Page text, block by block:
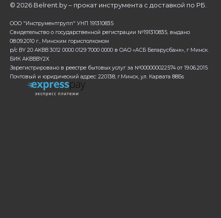
© 2026 Belrent.by – прокат инструмента с доставкой по РБ.
ООО "Инструментгрупп" УНП 191310835
Свидетельство о государственной регистрации №191310835, выдано
08.09.2010 г., Минским горисполкомом
р/с BY 20 AKBB 3012 0000 0129 7000 0000 в ОАО «АСБ Беларусбанк», г Минск.
БИК AKBBBY2X
Зарегистрировано в реестре бытовых услуг за №000000022574 от 19.06.2015
Почтовый и юридический адрес: 220138, г.Минск, ул. Карвата 88Бs